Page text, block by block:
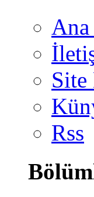
Site
Rss